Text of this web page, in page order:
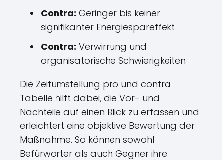
Contra: Geringer bis keiner
signifikanter Energiespareffekt
Contra: Verwirrung und
organisatorische Schwierigkeiten
Die Zeitumstellung pro und contra
Tabelle hilft dabei, die Vor- und
Nachteile auf einen Blick zu erfassen und
erleichtert eine objektive Bewertung der
Maßnahme. So können sowohl
Befürworter als auch Gegner ihre